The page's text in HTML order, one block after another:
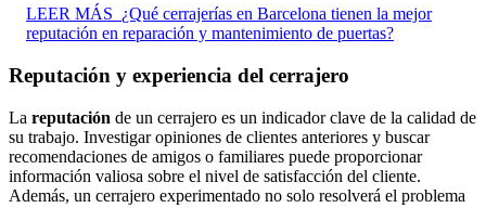
LEER MÁS ¿Qué cerrajerías en Barcelona tienen la mejor
reputación en reparación y mantenimiento de puertas?
Reputación y experiencia del cerrajero
La reputación de un cerrajero es un indicador clave de la calidad de
su trabajo. Investigar opiniones de clientes anteriores y buscar
recomendaciones de amigos o familiares puede proporcionar
información valiosa sobre el nivel de satisfacción del cliente.
Además, un cerrajero experimentado no solo resolverá el problema